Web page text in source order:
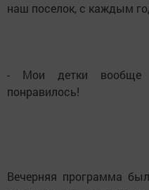
наш поселок, с каждым
- Мои детки вообще
понравилось!
Вечерняя программа